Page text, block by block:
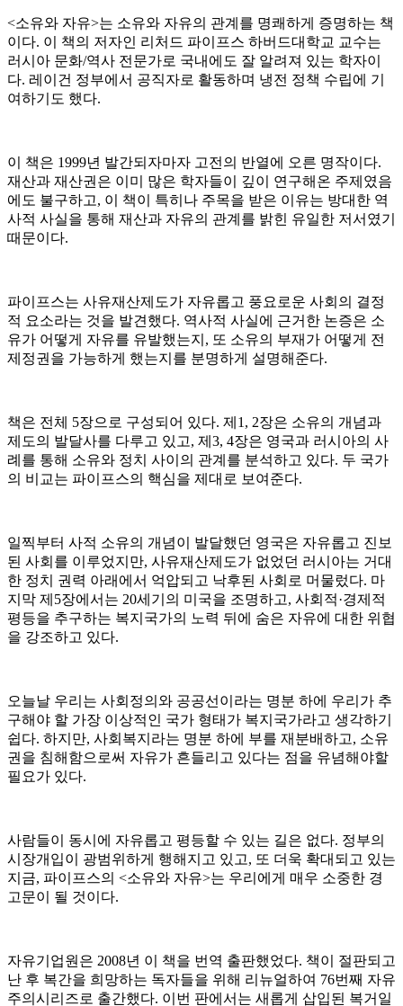
<소유와 자유>는 소유와 자유의 관계를 명쾌하게 증명하는 책
이다. 이 책의 저자인 리처드 파이프스 하버드대학교 교수는
러시아 문화/역사 전문가로 국내에도 잘 알려져 있는 학자이
다. 레이건 정부에서 공직자로 활동하며 냉전 정책 수립에 기
여하기도 했다.
이 책은 1999년 발간되자마자 고전의 반열에 오른 명작이다.
재산과 재산권은 이미 많은 학자들이 깊이 연구해온 주제였음
에도 불구하고, 이 책이 특히나 주목을 받은 이유는 방대한 역
사적 사실을 통해 재산과 자유의 관계를 밝힌 유일한 저서였기
때문이다.
파이프스는 사유재산제도가 자유롭고 풍요로운 사회의 결정
적 요소라는 것을 발견했다. 역사적 사실에 근거한 논증은 소
유가 어떻게 자유를 유발했는지, 또 소유의 부재가 어떻게 전
제정권을 가능하게 했는지를 분명하게 설명해준다.
책은 전체 5장으로 구성되어 있다. 제1, 2장은 소유의 개념과
제도의 발달사를 다루고 있고, 제3, 4장은 영국과 러시아의 사
례를 통해 소유와 정치 사이의 관계를 분석하고 있다. 두 국가
의 비교는 파이프스의 핵심을 제대로 보여준다.
일찍부터 사적 소유의 개념이 발달했던 영국은 자유롭고 진보
된 사회를 이루었지만, 사유재산제도가 없었던 러시아는 거대
한 정치 권력 아래에서 억압되고 낙후된 사회로 머물렀다. 마
지막 제5장에서는 20세기의 미국을 조명하고, 사회적·경제적
평등을 추구하는 복지국가의 노력 뒤에 숨은 자유에 대한 위협
을 강조하고 있다.
오늘날 우리는 사회정의와 공공선이라는 명분 하에 우리가 추
구해야 할 가장 이상적인 국가 형태가 복지국가라고 생각하기
쉽다. 하지만, 사회복지라는 명분 하에 부를 재분배하고, 소유
권을 침해함으로써 자유가 흔들리고 있다는 점을 유념해야할
필요가 있다.
사람들이 동시에 자유롭고 평등할 수 있는 길은 없다. 정부의
시장개입이 광범위하게 행해지고 있고, 또 더욱 확대되고 있는
지금, 파이프스의 <소유와 자유>는 우리에게 매우 소중한 경
고문이 될 것이다.
자유기업원은 2008년 이 책을 번역 출판했었다. 책이 절판되고
난 후 복간을 희망하는 독자들을 위해 리뉴얼하여 76번째 자유
주의시리즈로 출간했다. 이번 판에서는 새롭게 삽입된 복거일